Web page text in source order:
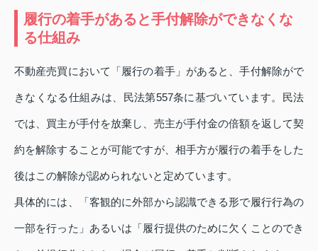
履行の着手があると手付解除ができなくな
る仕組み
不動産売買において「履行の着手」があると、手付解除がで
きなくなる仕組みは、民法第557条に基づいています。民法
では、買主が手付を放棄し、売主が手付金の倍額を返して契
約を解除することが可能ですが、相手方が履行の着手をした
後はこの解除が認められないと定めています。
具体的には、「客観的に外部から認識できる形で履行行為の
一部を行った」あるいは「履行提供のために欠くことのでき